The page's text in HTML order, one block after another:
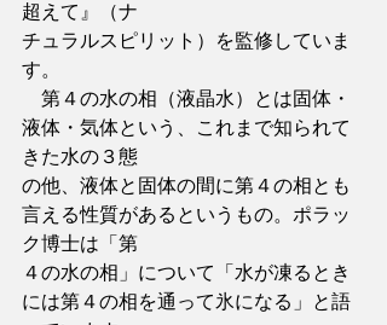
超えて』（ナ
チュラルスピリット）を監修していま
す。
第４の水の相（液晶水）とは固体・
液体・気体という、これまで知られて
きた水の３態
の他、液体と固体の間に第４の相とも
言える性質があるというもの。ポラッ
ク博士は「第
４の水の相」について「水が凍るとき
には第４の相を通って氷になる」と語